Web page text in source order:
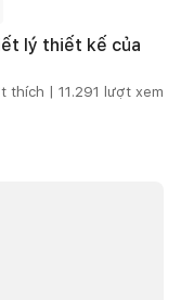
lý thiết kế của
thích | 11.291 lượt xem